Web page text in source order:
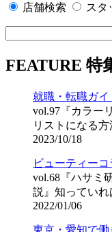
店舗検索 ス
FEATURE 特
就職・転職ガイ
vol.97『カラー
リストになる
2023/10/18
ビューティーコ
vol.68『ハサミ
説』知ってい
2022/01/06
東京・愛知で